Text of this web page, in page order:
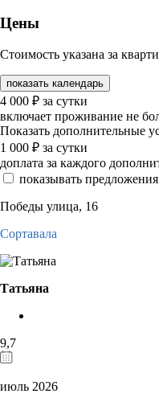
Цены
Стоимость указана за
показать календарь
4 000 ₽ за сутки
включает проживание не
Показать дополнительные
1 000 ₽ за сутки
доплата за каждого
показывать
Победы улица, 16
Сортавала
Татьяна
9,7
июль 2026